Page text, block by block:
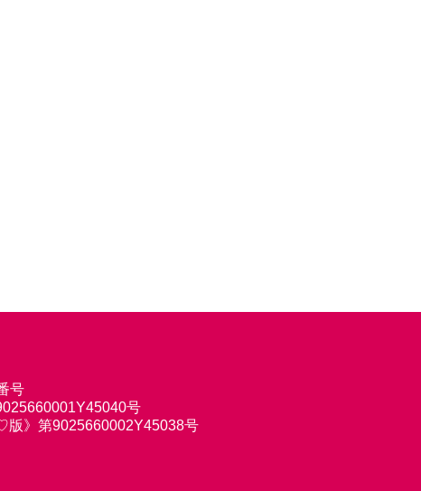
号
号
版》第9025660002Y45038号